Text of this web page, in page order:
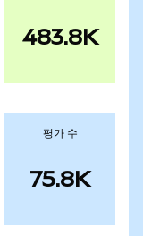
483.8K
평가 수
75.8K